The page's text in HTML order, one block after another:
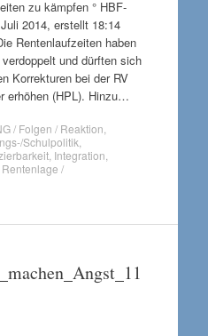
zu kämpfen ° HBF-
2014, erstellt 18:14
Rentenlaufzeiten haben
und dürften sich
Korrekturen bei der RV
erhöhen (HPL). Hinzu…
/ Folgen / Reaktion
Schulpolitik
, Integration
Rentenlage /